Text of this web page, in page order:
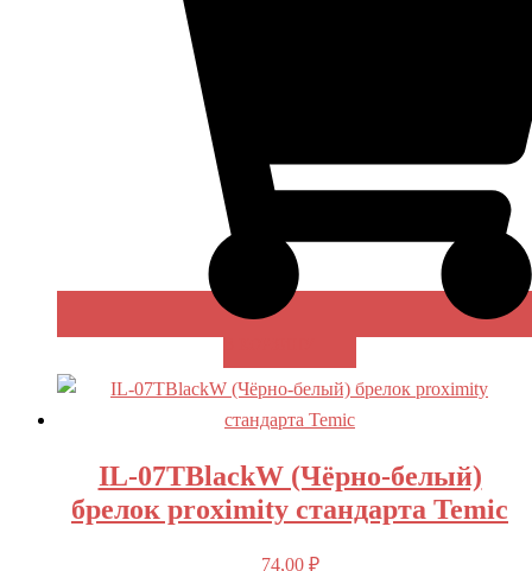
IL-07TBlackW (Чёрно-белый)
брелок proximity стандарта Temic
74,00 ₽